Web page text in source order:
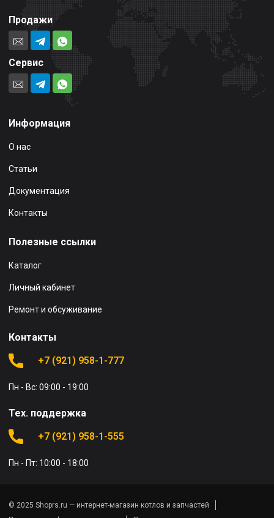
Продажи
Сервис
Информация
О нас
Статьи
Документация
Контакты
Полезные ссылки
Каталог
Личный кабинет
Ремонт и обсуживание
Контакты
+7 (921) 958-1-777
Пн - Вс: 09:00 - 19:00
Тех. поддержка
+7 (921) 958-1-555
Пн - Пт: 10:00 - 18:00
© 2025 Shoprs.ru — интернет-магазин котлов и запчастей